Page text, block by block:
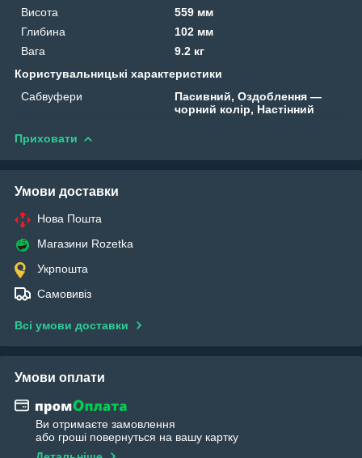
Висота
559 мм
Глибина
102 мм
Вага
9.2 кг
Користувальницькі характеристики
Сабвуфери
Пасивний, Оздоблення —
чорний колір, Настінний
Приховати
Умови доставки
Нова Пошта
Магазини Rozetka
Укрпошта
Самовивіз
Всі умови доставки
Умови оплати
Ви отримаєте замовлення
або гроші повернуться на вашу картку